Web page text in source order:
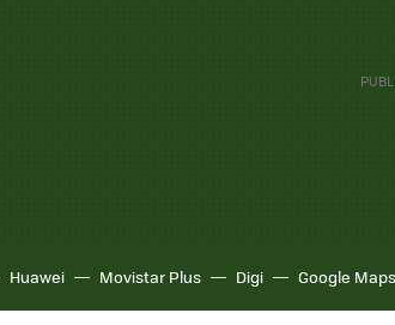
Huawei Movistar Plus Digi Google Maps